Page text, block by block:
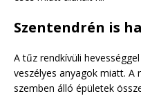
Szentendrén is
A tűz rendkívüli
veszélyes anyagok miatt. A
szemben álló épületek